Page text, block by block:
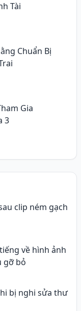
Tài
Chuẩn Bị
Gia
3
clip ném gạch
về hình ảnh
gỡ bỏ
bị nghi sửa thư